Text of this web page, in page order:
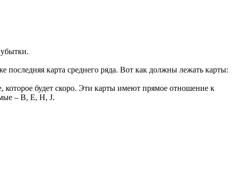
последняя карта среднего ряда. Вот как должны лежать карты:
которое будет скоро. Эти карты имеют прямое отношение к
– B, E, H, J.